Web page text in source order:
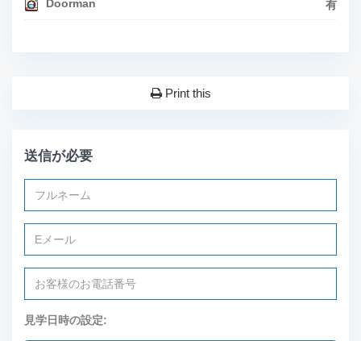
Doorman 有
Print this
送信が必要
見学日時の設定: